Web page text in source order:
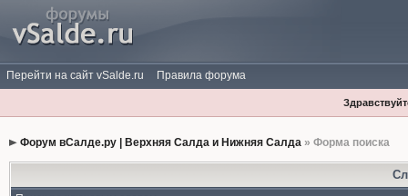
Перейти на сайт vSalde.ru Правила форума
Форум вСалде.ру | Верхняя Салда и Нижняя Салда» Форма поиска